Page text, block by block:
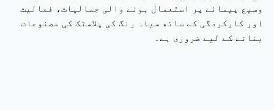
وسیع پیمانے پر استعمال ہونے والی جمالیات، فعالیت
اور کارکردگی کے ساتھ سیاہ رنگ کی پلاسٹک کی مصنوعات
بنانے کے لیے ضروری ہے۔